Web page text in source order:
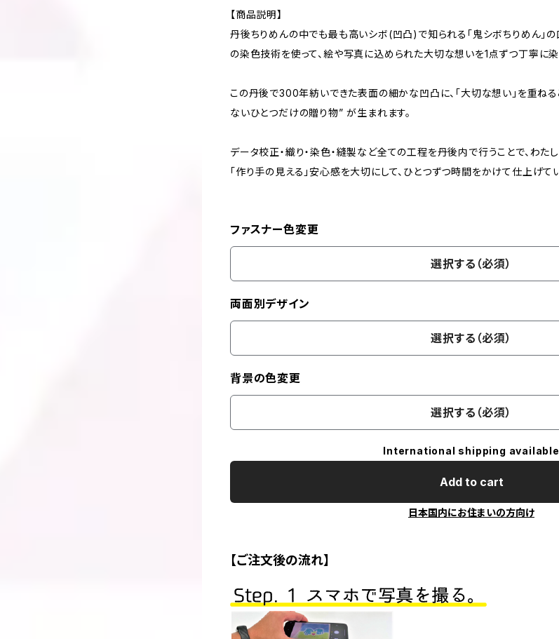
【商品説明】
丹後ちりめんの中でも最も高いシボ(凹凸)で知られる「鬼シボちりめん」
の染色技術を使って、絵や写真に込められた大切な想いを1点ずつ丁寧に
この丹後で300年紡いできた表面の細かな凹凸に、「大切な想い」を重ね
ないひとつだけの贈り物” が生まれます。
データ校正・織り・染色・縫製など全ての工程を丹後内で行うことで、わた
「作り手の見える」安心感を大切にして、ひとつずつ時間をかけて仕上げてい
ファスナー色変更
選択する（必須）
両面別デザイン
選択する（必須）
背景の色変更
選択する（必須）
International shipping available
Add to cart
日本国内にお住まいの方向け
【ご注文後の流れ】